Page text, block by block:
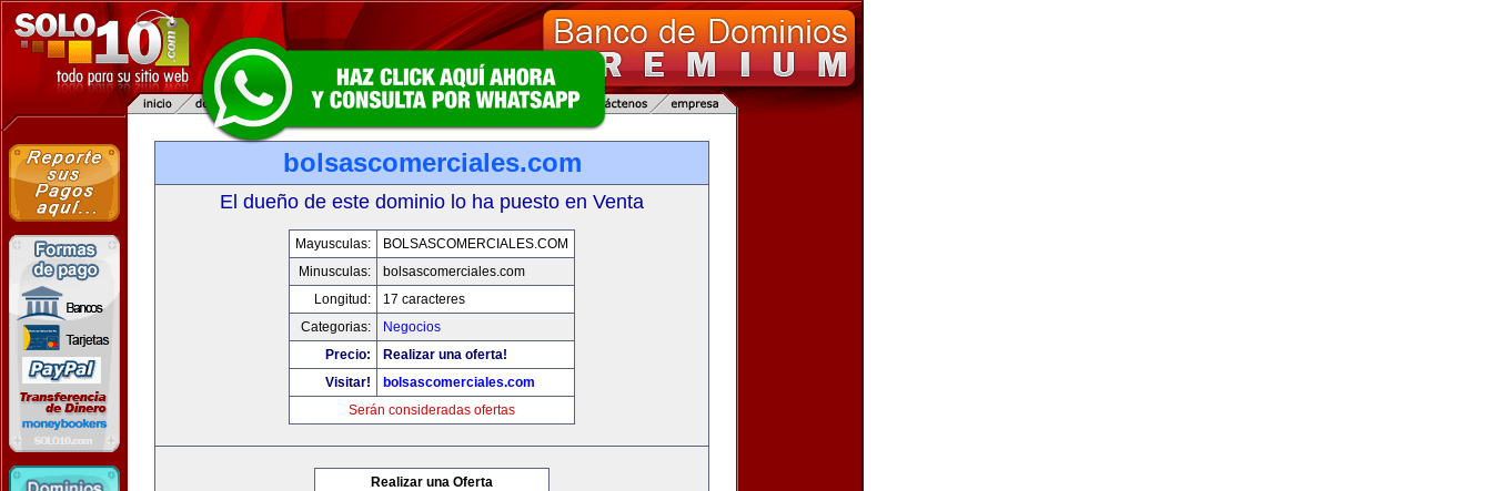
bolsascomerciales.com
El dueño de este dominio lo ha puesto en Venta
Mayusculas:
BOLSASCOMERCIALES.COM
Minusculas:
bolsascomerciales.com
Longitud:
17 caracteres
Categorias:
Negocios
Precio:
Realizar una oferta!
Visitar!
bolsascomerciales.com
Serán consideradas ofertas
Realizar una Oferta